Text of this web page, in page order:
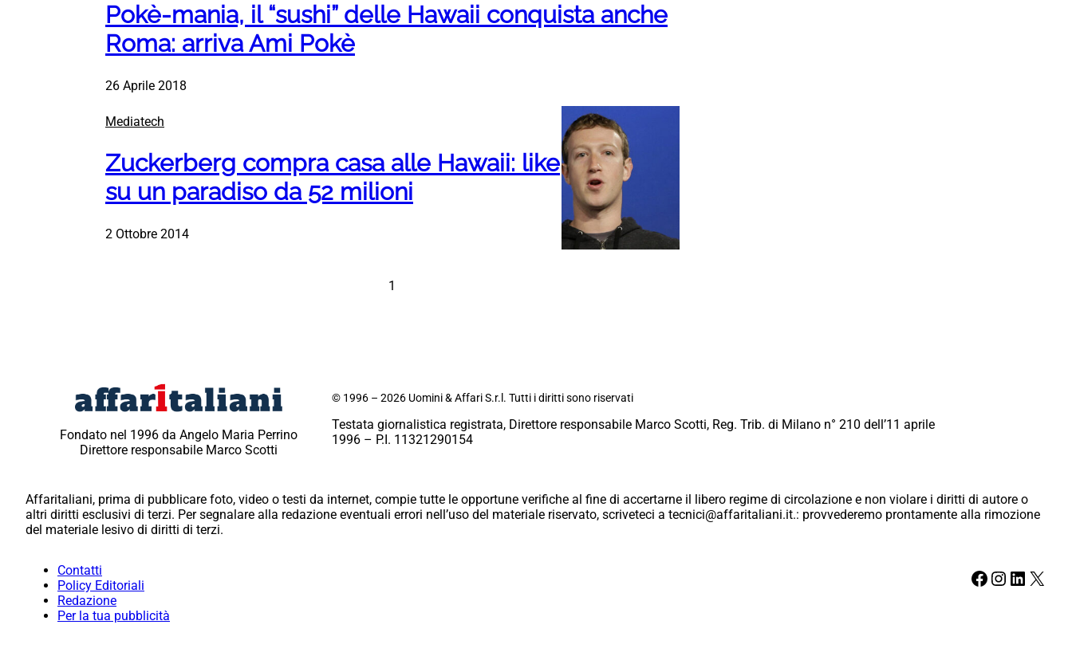
Pokè-mania, il “sushi” delle Hawaii conquista anche
Roma: arriva Ami Pokè
26 Aprile 2018
Mediatech
Zuckerberg compra casa alle Hawaii: like
su un paradiso da 52 milioni
2 Ottobre 2014
1
Fondato nel 1996 da Angelo Maria Perrino
Direttore responsabile Marco Scotti
© 1996 – 2026 Uomini & Affari S.r.l. Tutti i diritti sono riservati
Testata giornalistica registrata, Direttore responsabile Marco Scotti, Reg. Trib. di Milano n° 210 dell’11 aprile
1996 – P.I. 11321290154
Affaritaliani, prima di pubblicare foto, video o testi da internet, compie tutte le opportune verifiche al fine di accertarne il libero regime di circolazione e non violare i diritti di autore o
altri diritti esclusivi di terzi. Per segnalare alla redazione eventuali errori nell’uso del materiale riservato, scriveteci a tecnici@affaritaliani.it.: provvederemo prontamente alla rimozione
del materiale lesivo di diritti di terzi.
Contatti
Policy Editoriali
Redazione
Per la tua pubblicità
Facebook Instagram LinkedIn X